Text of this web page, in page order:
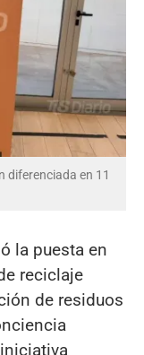
diferenciada en 11
la puesta en
reciclaje
de residuos